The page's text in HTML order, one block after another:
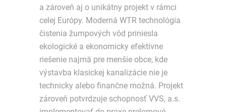
a zároveň aj o unikátny projekt v rámci
celej Európy. Moderná WTR technológia
čistenia žumpových vôd priniesla
ekologické a ekonomicky efektívne
riešenie najmä pre menšie obce, kde
výstavba klasickej kanalizácie nie je
technicky alebo finančne možná. Projekt
zároveň potvrdzuje schopnosť VVS, a.s.